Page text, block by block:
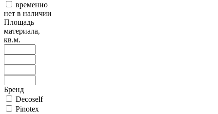
временно
нет в наличии
Площадь
материала,
кв.м.
Бренд
Decoself
Pinotex